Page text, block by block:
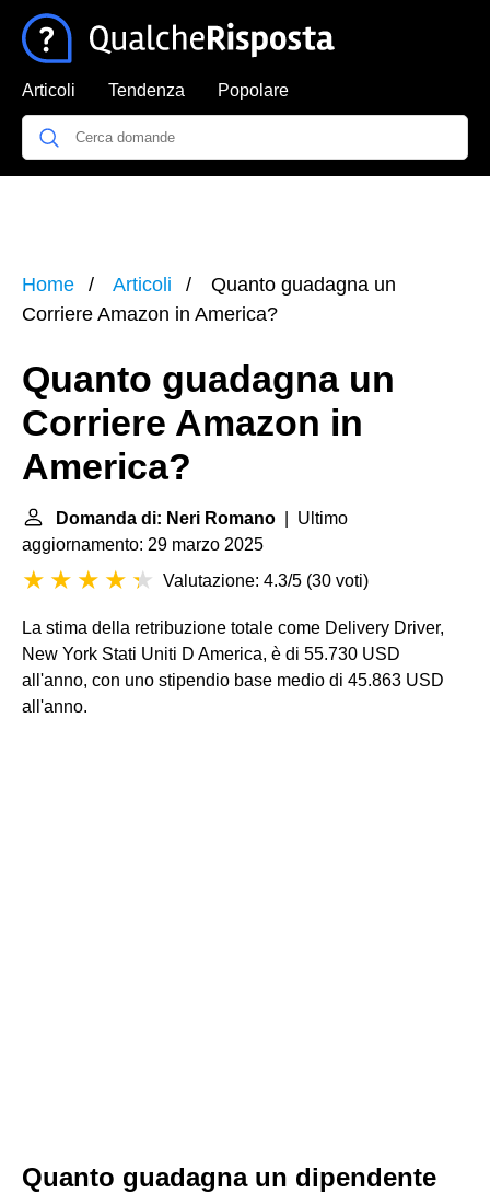
Articoli Tendenza Popolare
Home Articoli
Quanto guadagna un
Corriere Amazon in America?
Quanto guadagna un
Corriere Amazon in
America?
Domanda di: Neri Romano | Ultimo
aggiornamento: 29 marzo 2025
Valutazione: 4.3/5 (30 voti)
La stima della retribuzione totale come Delivery Driver,
New York Stati Uniti D America, è di 55.730 USD
all'anno, con uno stipendio base medio di 45.863 USD
all'anno.
Quanto guadagna un dipendente